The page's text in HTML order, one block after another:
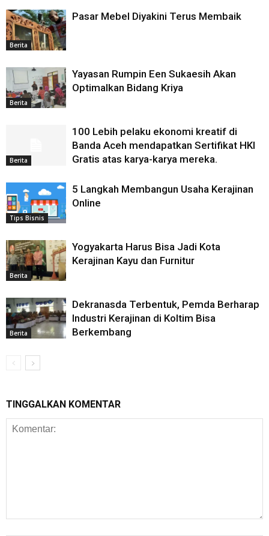
Berita
Pasar Mebel Diyakini Terus Membaik
Berita
Yayasan Rumpin Een Sukaesih Akan
Optimalkan Bidang Kriya
Berita
100 Lebih pelaku ekonomi kreatif di
Banda Aceh mendapatkan Sertifikat HKI
Gratis atas karya-karya mereka.
Tips Bisnis
5 Langkah Membangun Usaha Kerajinan
Online
Berita
Yogyakarta Harus Bisa Jadi Kota
Kerajinan Kayu dan Furnitur
Berita
Dekranasda Terbentuk, Pemda Berharap
Industri Kerajinan di Koltim Bisa
Berkembang
TINGGALKAN KOMENTAR